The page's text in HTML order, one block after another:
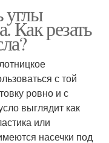
углы
Как резать
с той
ровно и с
выглядит как
или
насечки под